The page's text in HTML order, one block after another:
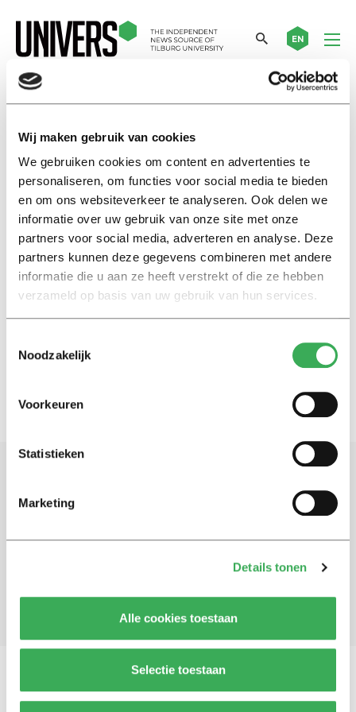
Wij maken gebruik van cookies
We gebruiken cookies om content en advertenties te
personaliseren, om functies voor social media te bieden
en om ons websiteverkeer te analyseren. Ook delen we
informatie over uw gebruik van onze site met onze
partners voor social media, adverteren en analyse. Deze
partners kunnen deze gegevens combineren met andere
informatie die u aan ze heeft verstrekt of die ze hebben
verzameld op basis van uw gebruik van hun services.
Noodzakelijk
Voorkeuren
Statistieken
Marketing
Details tonen
Alle cookies toestaan
Selectie toestaan
EN
Nieuws
Zelfplagiaat en statistische
onjuistheden: Brian Wansink
onder vuur
07 maart 2017
Nieuws
Gabe van der Zee treedt terug
Blijf op de hoogte. Meld je aan voor de nieuwsbrief van
Univers.
Aanmelden